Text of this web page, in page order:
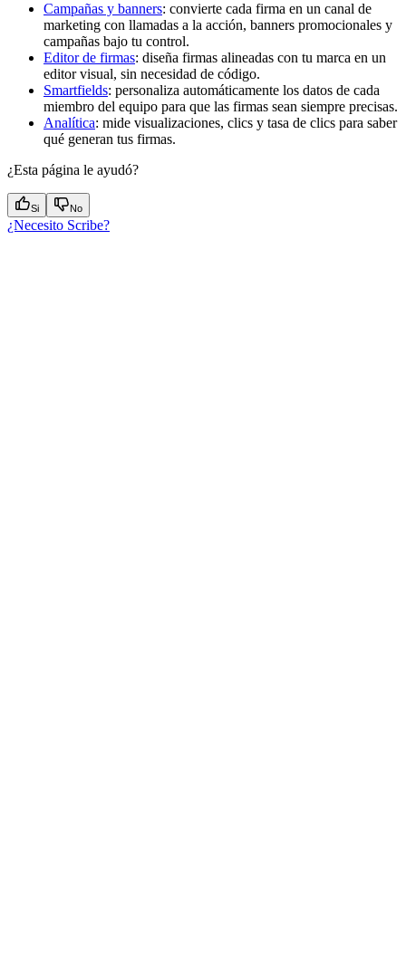
Campañas y banners: convierte cada firma en un canal de
marketing con llamadas a la acción, banners promocionales y
campañas bajo tu control.
Editor de firmas: diseña firmas alineadas con tu marca en un
editor visual, sin necesidad de código.
Smartfields: personaliza automáticamente los datos de cada
miembro del equipo para que las firmas sean siempre precisas.
Analítica: mide visualizaciones, clics y tasa de clics para saber
qué generan tus firmas.
¿Esta página le ayudó?
Si No
¿Necesito Scribe?